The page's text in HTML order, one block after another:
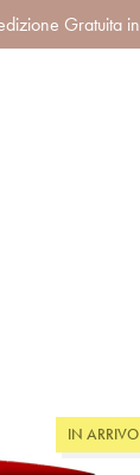
Gratuita
IN ARRIVO